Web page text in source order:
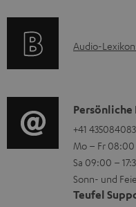
t
l
a
d
e
n
i
e
n
z
u
m
r
t
i
o
n
e
A
i
o
-
L
e
Audio-
K
o
n
t
a
+41 435084083
Mo – Fr
Sa 09:00 –
Sonn- und
Teufel